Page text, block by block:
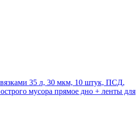
35 л, 30 мкм, 10 штук, ПCД,
мусора прямое дно + ленты для